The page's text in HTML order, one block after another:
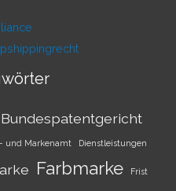
Bundespatentgericht
und Markenamt Dienstleistungen
Farbmarke Frist